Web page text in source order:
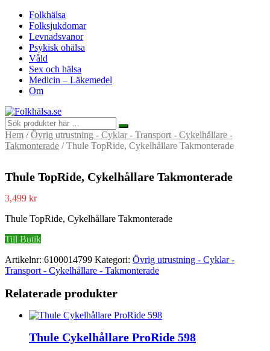
Folkhälsa
Folksjukdomar
Levnadsvanor
Psykisk ohälsa
Våld
Sex och hälsa
Medicin – Läkemedel
Om
Hem /Övrig utrustning - Cyklar - Transport - Cykelhållare -
Takmonterade / Thule TopRide, Cykelhållare Takmonterade
Thule TopRide, Cykelhållare Takmonterade
3,499 kr
Thule TopRide, Cykelhållare Takmonterade
Till Butik
Artikelnr: 6100014799 Kategori: Övrig utrustning - Cyklar -
Transport - Cykelhållare - Takmonterade
Relaterade produkter
Thule Cykelhållare ProRide 598